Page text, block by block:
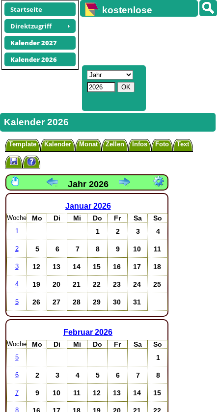
Startseite
Direktzugriff
Kalender 2027
Kalender 2026
kostenlose
Kalender 2026
Template Kalender Monat Zellen Infos Foto Text
Jahr 2026
Januar 2026
Woche Mo Di Mi Do Fr Sa So
1 1 2 3 4
2 5 6 7 8 9 10 11
3 12 13 14 15 16 17 18
4 19 20 21 22 23 24 25
5 26 27 28 29 30 31
Februar 2026
Woche Mo Di Mi Do Fr Sa So
5 1
6 2 3 4 5 6 7 8
7 9 10 11 12 13 14 15
8 16 17 18 19 20 21 22